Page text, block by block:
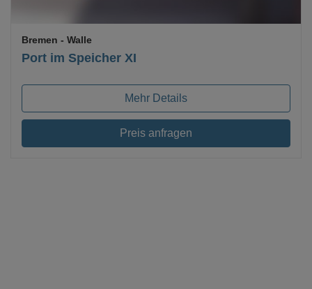
Port im Speicher XI
Bremen - Walle
Mehr Details
Preis anfragen